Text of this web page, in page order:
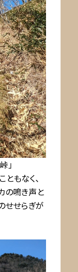
」
もなく、
の鳴き声と
せせらぎが